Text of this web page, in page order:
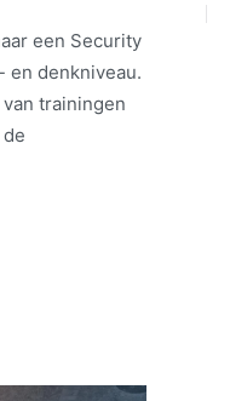
een Security
en denkniveau.
trainingen